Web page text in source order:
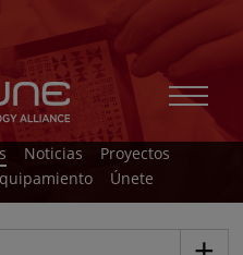
Noticias
Proyectos
Únete